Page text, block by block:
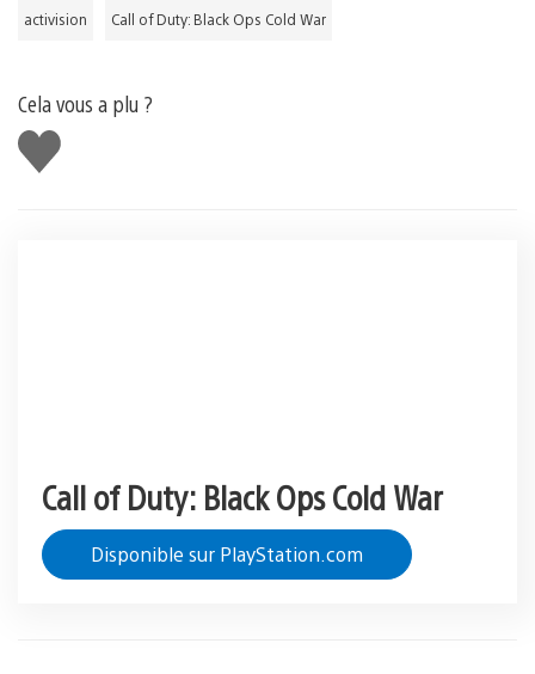
activision Call of Duty: Black Ops Cold War
Cela vous a plu ?
J'aime
Call of Duty: Black Ops Cold War
Disponible sur PlayStation.com